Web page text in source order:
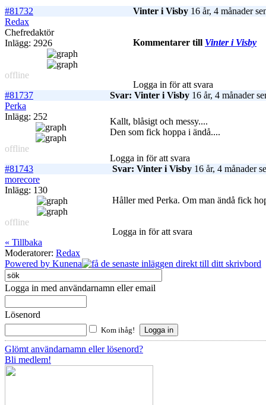
#81732
Vinter i Visby 16 år, 4 månader
Redax
Chefredaktör
Inlägg: 2926
offline
Kommentarer till Vinter i Visby
Logga in för att svara
#81737
Svar: Vinter i Visby 16 år, 4 månader
Perka
Inlägg: 252
offline
Kallt, blåsigt och messy....
Den som fick hoppa i ändå....
Logga in för att svara
#81743
Svar: Vinter i Visby 16 år, 4 månader
morecore
Inlägg: 130
offline
Håller med Perka. Om man ändå fick
Logga in för att svara
« Tillbaka
Moderatorer: Redax
Powered by Kunena
Logga in med användarnamn eller email
Lösenord
Kom ihåg!
Glömt användarnamn eller lösenord?
Bli medlem!